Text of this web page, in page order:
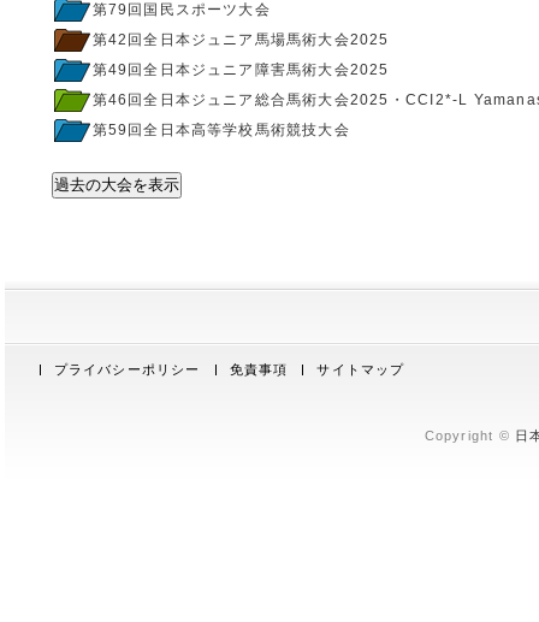
第79回国民スポーツ大会
第42回全日本ジュニア馬場馬術大会2025
第49回全日本ジュニア障害馬術大会2025
第46回全日本ジュニア総合馬術大会2025・CCI2*-L
第59回全日本高等学校馬術競技大会
過去の大会を表示
プライバシーポリシー 免責事項 サイトマップ
Copyright © 日